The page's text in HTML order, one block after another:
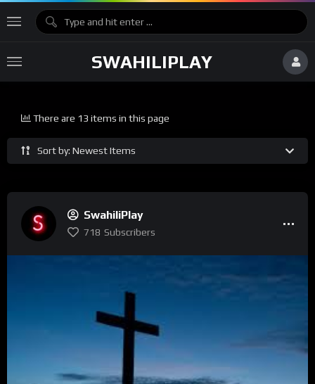
SWAHILIPLAY
Sort by: Newest Items
There are 13 items in this page
SwahiliPlay
718 Subscribers